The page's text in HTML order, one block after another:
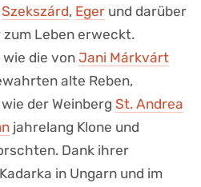
Szekszárd, Eger und darüber
Leben erweckt.
die von Jani Márkvárt
alte Reben,
der Weinberg St. Andrea
jahrelang Klone und
Dank ihrer
in Ungarn und im